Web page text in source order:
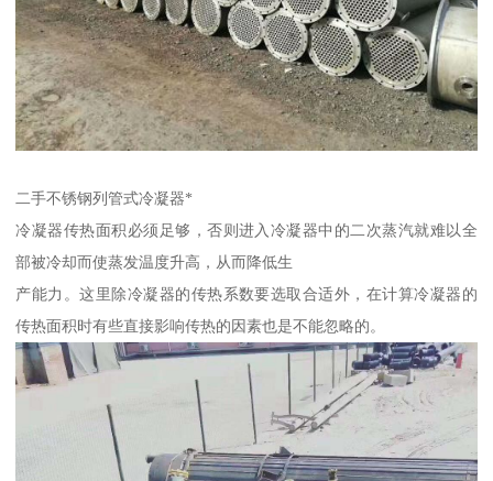
二手不锈钢列管式冷凝器*
冷凝器传热面积必须足够，否则进入冷凝器中的二次蒸汽就难以全
部被冷却而使蒸发温度升高，从而降低生
产能力。这里除冷凝器的传热系数要选取合适外，在计算冷凝器的
传热面积时有些直接影响传热的因素也是不能忽略的。